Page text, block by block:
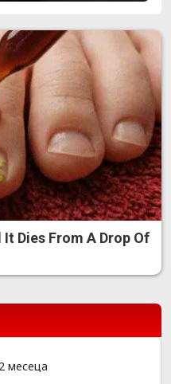
Dies From A Drop Of
месеца